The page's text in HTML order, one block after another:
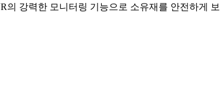
강력한 모니터링 기능으로 소유재를 안전하게